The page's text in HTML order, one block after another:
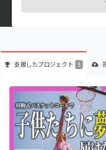
鹿児島県霧島市 日当山
域活性化のために若者が
支援したプロジェクト 3